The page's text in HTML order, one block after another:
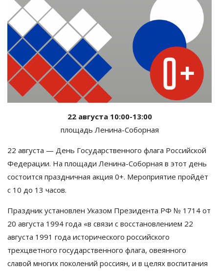
22 августа 10:00-13:00
площадь Ленина-Соборная
22 августа — День Государственного флага Российской
Федерации. На площади Ленина-Соборная в этот день
состоится праздничная акция 0+. Мероприятие пройдёт
с 10 до 13 часов.
Праздник установлен Указом Президента РФ № 1714 от
20 августа 1994 года «в связи с восстановлением 22
августа 1991 года исторического российского
трехцветного государственного флага, овеянного
славой многих поколений россиян, и в целях воспитания